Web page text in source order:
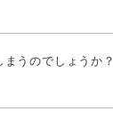
うのでしょうか？